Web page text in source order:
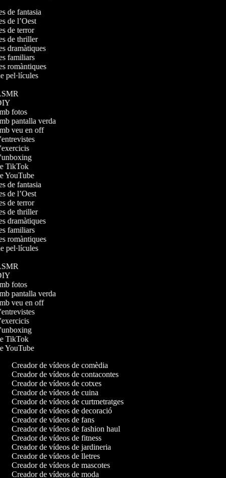
de fantasia
de l’Oest
de terror
de thriller
dramàtiques
familiars
romàntiques
pel·lícules
fotos
pantalla verda
veu en off
TikTok
YouTube
de fantasia
de l’Oest
de terror
de thriller
dramàtiques
familiars
romàntiques
pel·lícules
fotos
pantalla verda
veu en off
TikTok
YouTube
Creador de vídeos de comèdia
Creador de vídeos de contacontes
Creador de vídeos de cotxes
Creador de vídeos de cuina
Creador de vídeos de curtmetratges
Creador de vídeos de decoració
Creador de vídeos de fans
Creador de vídeos de fashion haul
Creador de vídeos de fitness
Creador de vídeos de jardineria
Creador de vídeos de lletres
Creador de vídeos de mascotes
Creador de vídeos de moda